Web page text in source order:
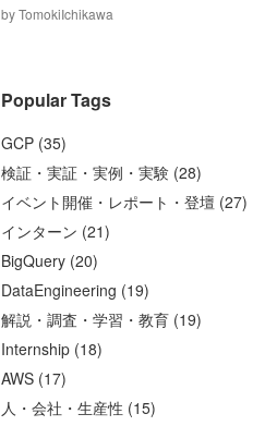
byTomokiIchikawa
Popular Tags
GCP (35)
検証・実証・実例・実験 (28)
イベント開催・レポート・登壇 (27)
インターン (21)
BigQuery (20)
DataEngineering (19)
解説・調査・学習・教育 (19)
Internship (18)
AWS (17)
人・会社・生産性 (15)